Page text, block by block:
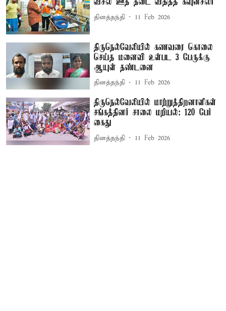
விசில் ஊத தடை விதித்த கவுன்சிலர்
தினத்தந்தி 11 Feb 2026
திருநெல்வேலியில் கணவரை கொலை
செய்த மனைவி உள்பட 3 பேருக்கு
ஆயுள் தண்டனை
தினத்தந்தி 11 Feb 2026
திருநெல்வேலியில் மாற்றுத்திறனாளிகள்
சங்கத்தினர் சாலை மறியல்: 120 பேர்
கைது
தினத்தந்தி 11 Feb 2026